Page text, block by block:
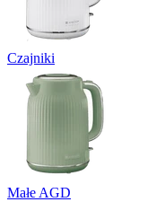
Czajniki
Małe AGD